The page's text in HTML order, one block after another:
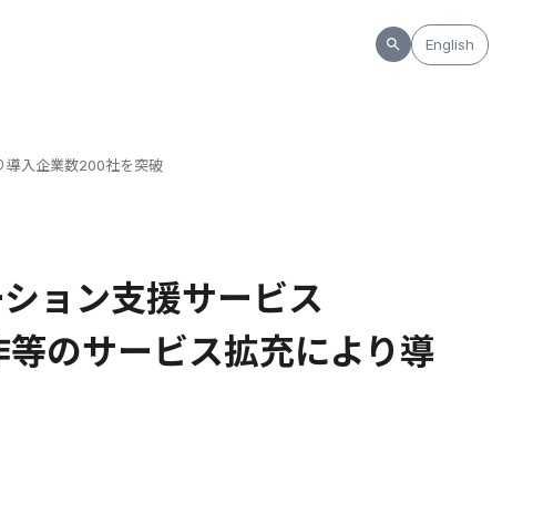
English
導入企業数200社を突破
ョン支援サービス
のサービス拡充により導